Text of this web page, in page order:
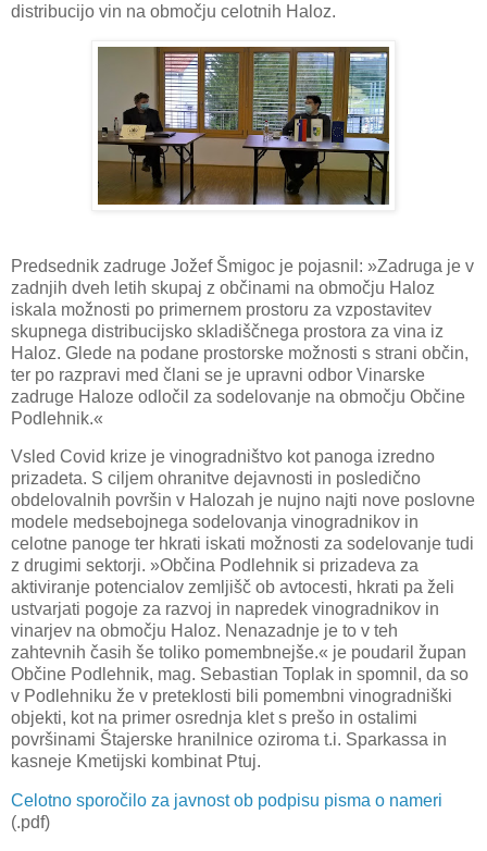
distribucijo vin na območju celotnih Haloz.
Predsednik zadruge Jožef Šmigoc je pojasnil: »Zadruga je v
zadnjih dveh letih skupaj z občinami na območju Haloz
iskala možnosti po primernem prostoru za vzpostavitev
skupnega distribucijsko skladiščnega prostora za vina iz
Haloz. Glede na podane prostorske možnosti s strani občin,
ter po razpravi med člani se je upravni odbor Vinarske
zadruge Haloze odločil za sodelovanje na območju Občine
Podlehnik.«
Vsled Covid krize je vinogradništvo kot panoga izredno
prizadeta. S ciljem ohranitve dejavnosti in posledično
obdelovalnih površin v Halozah je nujno najti nove poslovne
modele medsebojnega sodelovanja vinogradnikov in
celotne panoge ter hkrati iskati možnosti za sodelovanje tudi
z drugimi sektorji. »Občina Podlehnik si prizadeva za
aktiviranje potencialov zemljišč ob avtocesti, hkrati pa želi
ustvarjati pogoje za razvoj in napredek vinogradnikov in
vinarjev na območju Haloz. Nenazadnje je to v teh
zahtevnih časih še toliko pomembnejše.« je poudaril župan
Občine Podlehnik, mag. Sebastian Toplak in spomnil, da so
v Podlehniku že v preteklosti bili pomembni vinogradniški
objekti, kot na primer osrednja klet s prešo in ostalimi
površinami Štajerske hranilnice oziroma t.i. Sparkassa in
kasneje Kmetijski kombinat Ptuj.
Celotno sporočilo za javnost ob podpisu pisma o nameri
(.pdf)